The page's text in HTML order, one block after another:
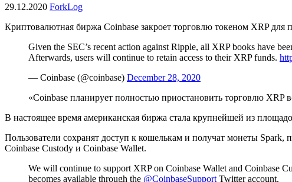
29.12.2020 ForkLog
Криптовалютная биржа Coinbase закроет торговлю токеном XRP
Given the SEC’s recent action against Ripple, all XRP books have
Afterwards, users will continue to retain access to their XRP funds.
— Coinbase (@coinbase) December 28, 2020
«Coinbase планирует полностью приостановить торговлю
В настоящее время американская биржа стала крупнейшей из
Пользователи сохранят доступ к кошелькам и получат монеты
Coinbase Custody и Coinbase Wallet.
We will continue to support XRP on Coinbase Wallet and Coinbase
becomes available through the @CoinbaseSupport Twitter account.